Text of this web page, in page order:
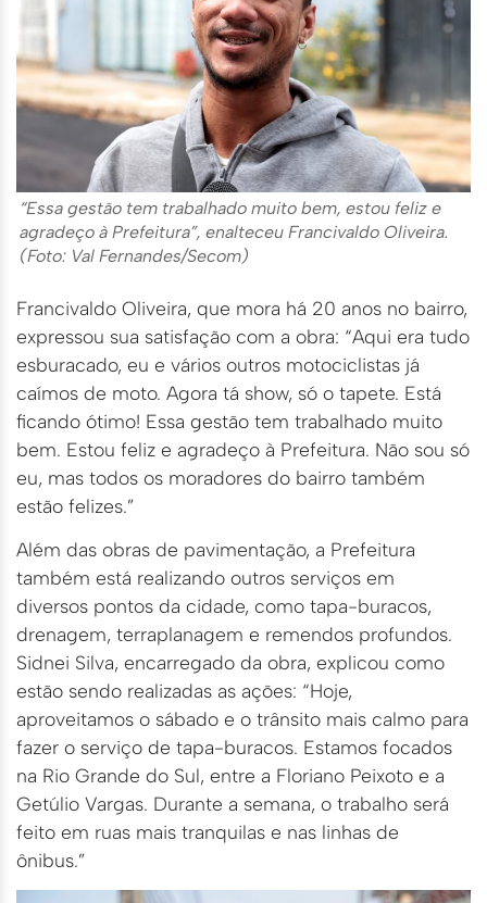
“Essa gestão tem trabalhado muito bem, estou feliz e
agradeço à Prefeitura”, enalteceu Francivaldo Oliveira.
(Foto: Val Fernandes/Secom)
Francivaldo Oliveira, que mora há 20 anos no bairro,
expressou sua satisfação com a obra: “Aqui era tudo
esburacado, eu e vários outros motociclistas já
caímos de moto. Agora tá show, só o tapete. Está
ficando ótimo! Essa gestão tem trabalhado muito
bem. Estou feliz e agradeço à Prefeitura. Não sou só
eu, mas todos os moradores do bairro também
estão felizes.”
Além das obras de pavimentação, a Prefeitura
também está realizando outros serviços em
diversos pontos da cidade, como tapa-buracos,
drenagem, terraplanagem e remendos profundos.
Sidnei Silva, encarregado da obra, explicou como
estão sendo realizadas as ações: “Hoje,
aproveitamos o sábado e o trânsito mais calmo para
fazer o serviço de tapa-buracos. Estamos focados
na Rio Grande do Sul, entre a Floriano Peixoto e a
Getúlio Vargas. Durante a semana, o trabalho será
feito em ruas mais tranquilas e nas linhas de
ônibus.”